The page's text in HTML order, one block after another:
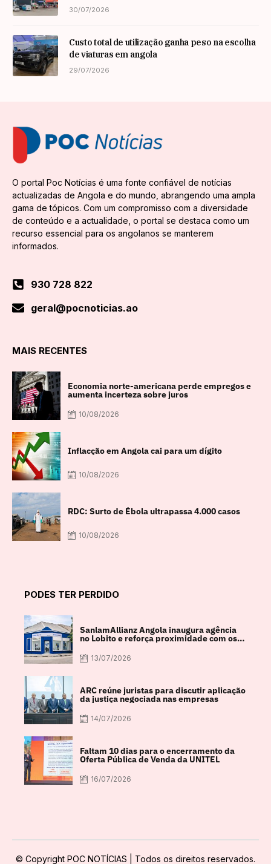
30/07/2026
Custo total de utilização ganha peso na escolha
de viaturas em angola
29/07/2026
O portal Poc Notícias é uma fonte confiável de notícias
actualizadas de Angola e do mundo, abrangendo uma ampla
gama de tópicos. Com um compromisso com a diversidade
de conteúdo e a actualidade, o portal se destaca como um
recurso essencial para os angolanos se manterem
informados.
930 728 822
geral@pocnoticias.ao
MAIS RECENTES
Economia norte-americana perde empregos e
aumenta incerteza sobre juros
10/08/2026
Inflacção em Angola cai para um dígito
10/08/2026
RDC: Surto de Ébola ultrapassa 4.000 casos
10/08/2026
PODES TER PERDIDO
SanlamAllianz Angola inaugura agência
no Lobito e reforça proximidade com os
13/07/2026
ARC reúne juristas para discutir aplicação
da justiça negociada nas empresas
14/07/2026
Faltam 10 dias para o encerramento da
Oferta Pública de Venda da UNITEL
16/07/2026
© Copyright POC NOTÍCIAS | Todos os direitos reservados.